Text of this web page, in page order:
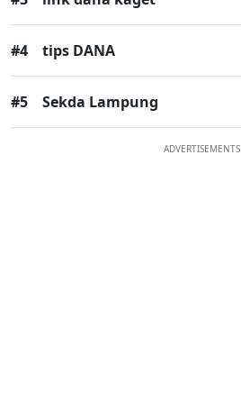
#4 tips DANA
#5 Sekda Lampung
ADVERTISEMENTS